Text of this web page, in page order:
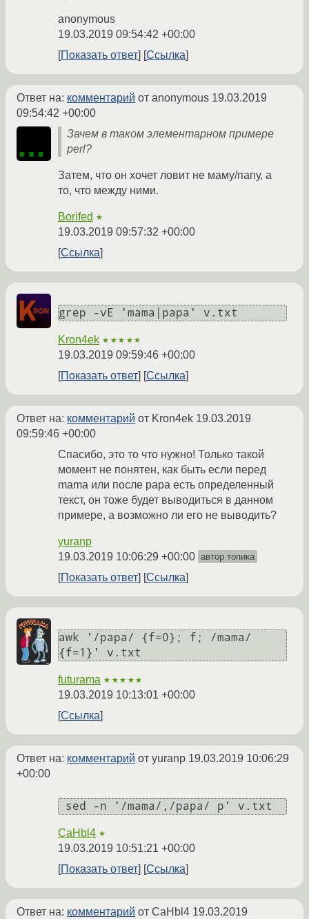
anonymous
19.03.2019 09:54:42 +00:00
Показать ответ
Ссылка
Ответ на: комментарий от anonymous 19.03.2019
09:54:42 +00:00
Зачем в таком элементарном примере
perl?
Затем, что он хочет ловит не маму/папу, а
то, что между ними.
Borifed ★
19.03.2019 09:57:32 +00:00
Ссылка
grep -vE 'mama|papa' v.txt
Kron4ek ★★★★★
19.03.2019 09:59:46 +00:00
Показать ответ
Ссылка
Ответ на: комментарий от Kron4ek 19.03.2019
09:59:46 +00:00
Спасибо, это то что нужно! Только такой
момент не понятен, как быть если перед
mama или после papa есть определенный
текст, он тоже будет выводиться в данном
примере, а возможно ли его не выводить?
yuranp
19.03.2019 10:06:29 +00:00 автор топика
Показать ответ Ссылка
awk '/papa/ {f=0}; f; /mama/
futurama ★★★★★
19.03.2019 10:13:01 +00:00
Ссылка
Ответ на: комментарий от yuranp 19.03.2019 10:06:29
+00:00
sed -n '/mama/,/papa/ p' v.txt
CaHbl4 ★
19.03.2019 10:51:21 +00:00
Показать ответ
Ссылка
Ответ на: комментарий от CaHbl4 19.03.2019